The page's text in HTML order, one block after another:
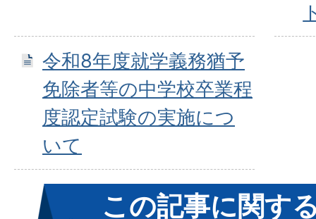
令和8年度就学義務猶予
免除者等の中学校卒業程
度認定試験の実施につ
いて
この記事に関す